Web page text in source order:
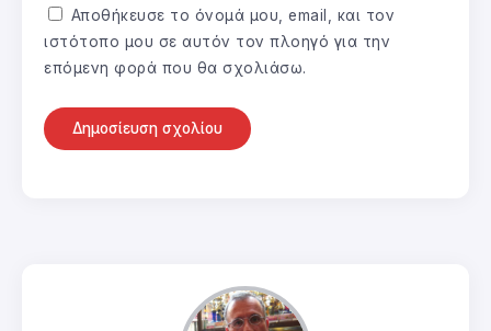
Αποθήκευσε το όνομά μου, email, και τον
ιστότοπο μου σε αυτόν τον πλοηγό για την
επόμενη φορά που θα σχολιάσω.